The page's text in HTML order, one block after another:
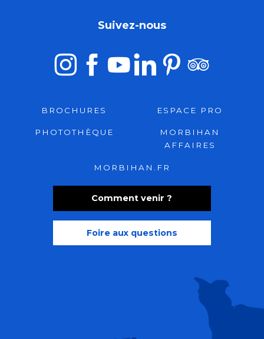
Comment venir ?
Foire aux questions
Suivez-nous
BROCHURES ESPACE PRO
PHOTOTHÈQUE
MORBIHAN
AFFAIRES
MORBIHAN.FR